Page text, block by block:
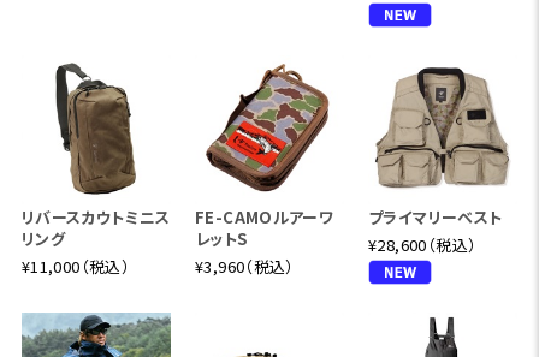
リバースカウトミニス
リング
¥11,000（税込）
FE-CAMOルアーワ
レットS
¥3,960（税込）
プライマリーベスト
¥28,600（税込）